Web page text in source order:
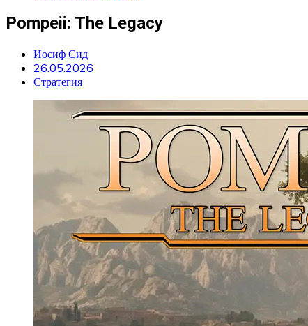
Pompeii: The Legacy
Иосиф Сид
26.05.2026
Стратегия